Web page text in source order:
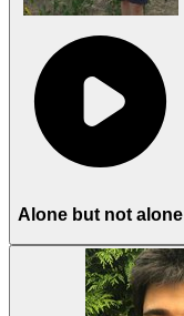
Alone but not alone